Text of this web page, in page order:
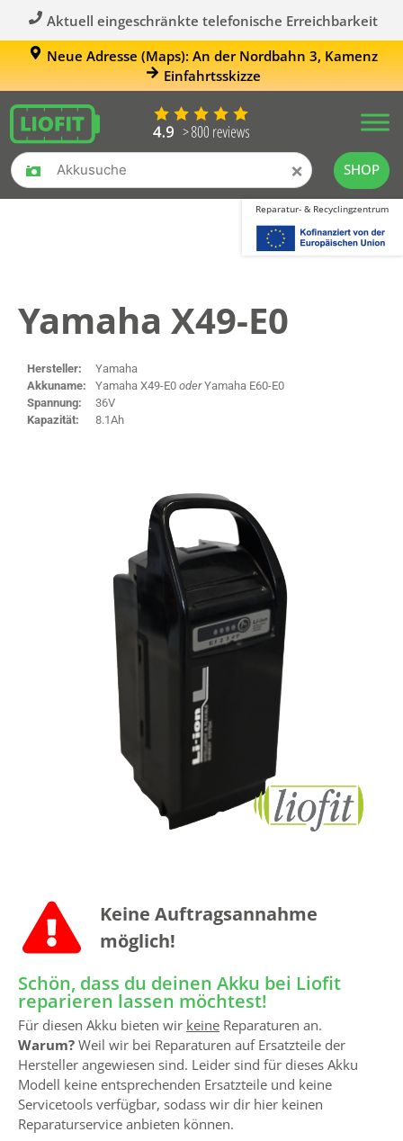
Aktuell eingeschränkte telefonische Erreichbarkeit
Neue Adresse (Maps): An der Nordbahn 3, Kamenz
Einfahrtsskizze
× SHOP
Reparatur- & Recyclingzentrum
Yamaha X49-E0
Hersteller:
Yamaha
Akkuname:
Yamaha X49-E0 oderYamaha E60-E0
Spannung:
36V
Kapazität:
8.1Ah
Keine Auftrags­annahme
möglich!
Schön, dass du deinen Akku bei Liofit
reparieren lassen möchtest!
Für diesen Akku bieten wir keine Reparaturen an.
Warum? Weil wir bei Reparaturen auf Ersatzteile der
Hersteller angewiesen sind. Leider sind für dieses Akku
Modell keine entsprechenden Ersatzteile und keine
Servicetools verfügbar, sodass wir dir hier keinen
Reparaturservice anbieten können.